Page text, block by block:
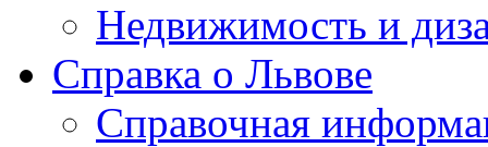
Недвижимость и
Справка о Львове
Справочная